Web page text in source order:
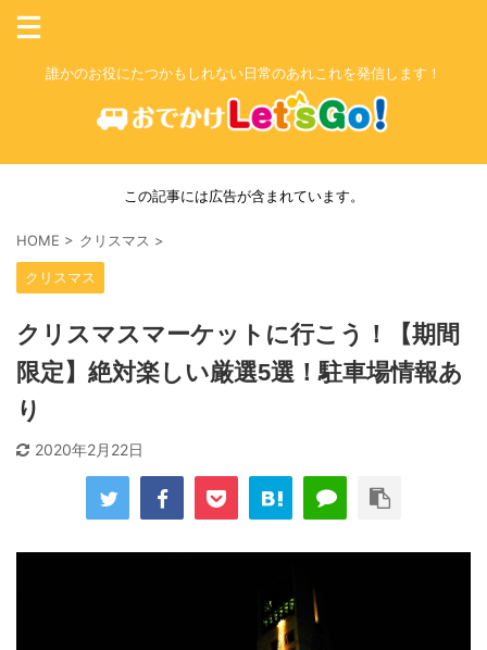
誰かのお役にたつかもしれない日常のあれこれを発信します！
この記事には広告が含まれています。
HOME > クリスマス >
クリスマス
クリスマスマーケットに行こう！【期間
限定】絶対楽しい厳選5選！駐車場情報あ
り
2020年2月22日